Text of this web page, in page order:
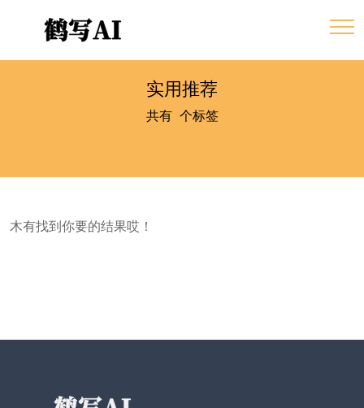
实用推荐
共有0 个标签
木有找到你要的结果哎！